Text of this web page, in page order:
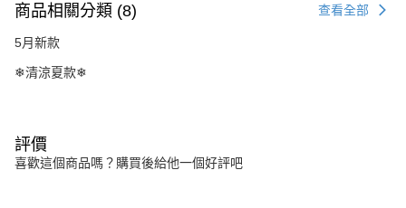
商品相關分類 (8) 查看全部
5月新款
❄清涼夏款❄
評價
喜歡這個商品嗎？購買後給他一個好評吧